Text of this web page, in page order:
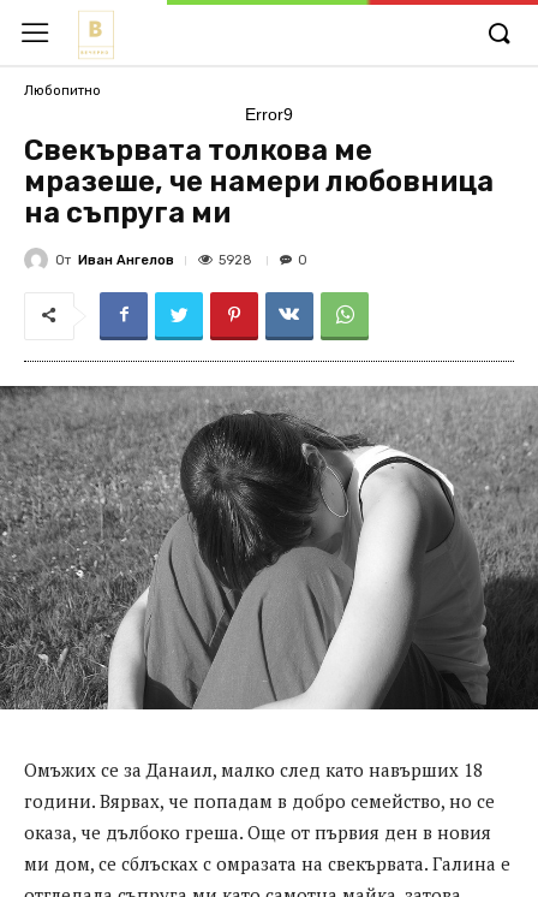
Любопитно
Error9
Свекървата толкова ме
мразеше, че намери любовница
на съпруга ми
От Иван Ангелов 5928 0
Омъжих се за Данаил, малко след като навърших 18
години. Вярвах, че попадам в добро семейство, но се
оказа, че дълбоко греша. Още от първия ден в новия
ми дом, се сблъсках с омразата на свекървата. Галина е